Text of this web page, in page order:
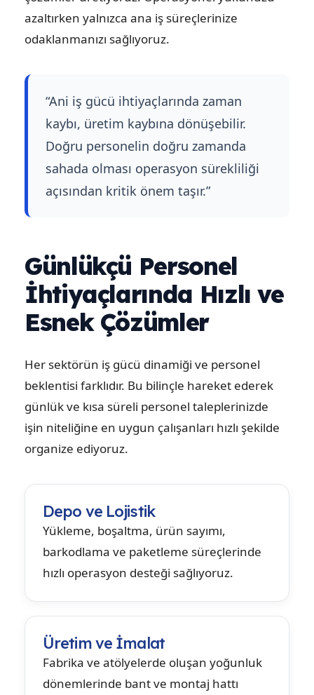
azaltırken yalnızca ana iş süreçlerinize
odaklanmanızı sağlıyoruz.
“Ani iş gücü ihtiyaçlarında zaman
kaybı, üretim kaybına dönüşebilir.
Doğru personelin doğru zamanda
sahada olması operasyon sürekliliği
açısından kritik önem taşır.”
Günlükçü Personel
İhtiyaçlarında Hızlı ve
Esnek Çözümler
Her sektörün iş gücü dinamiği ve personel
beklentisi farklıdır. Bu bilinçle hareket ederek
günlük ve kısa süreli personel taleplerinizde
işin niteliğine en uygun çalışanları hızlı şekilde
organize ediyoruz.
Depo ve Lojistik
Yükleme, boşaltma, ürün sayımı,
barkodlama ve paketleme süreçlerinde
hızlı operasyon desteği sağlıyoruz.
Üretim ve İmalat
Fabrika ve atölyelerde oluşan yoğunluk
dönemlerinde bant ve montaj hattı